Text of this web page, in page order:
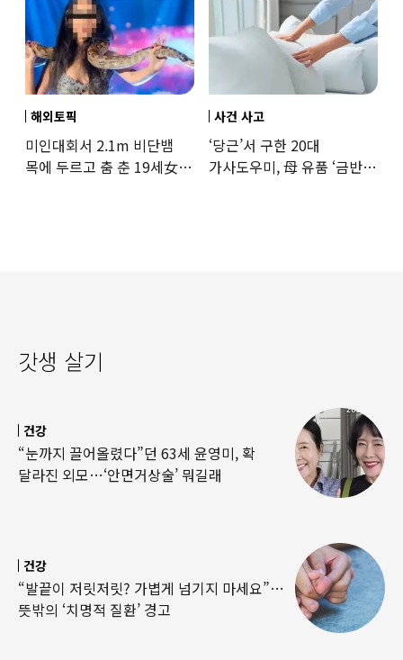
해외토픽
미인대회서 2.1m 비단뱀
목에 두르고 춤 춘 19세女
사건 사고
‘당근’서 구한 20대
가사도우미, 母 유품 ‘금반지
갓생 살기
건강
“눈까지 끌어올렸다”던 63세 윤영미, 확
달라진 외모…‘안면거상술’ 뭐길래
건강
“발끝이 저릿저릿? 가볍게 넘기지 마세요”…
뜻밖의 ‘치명적 질환’ 경고